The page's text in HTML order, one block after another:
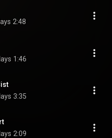
2:48
1:46
3:35
2:09